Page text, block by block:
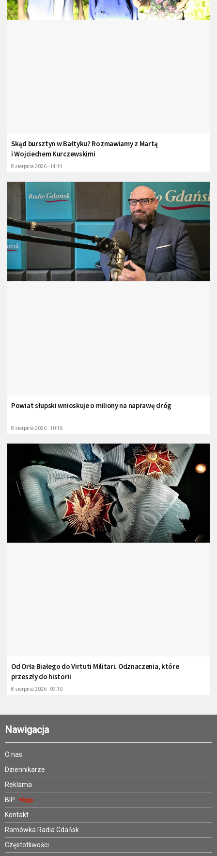
Skąd bursztyn w Bałtyku? Rozmawiamy z Martą
i Wojciechem Kurczewskimi
8 sierpnia 2026 - 14:14
Powiat słupski wnioskuje o miliony na naprawę dróg
8 sierpnia 2026 - 10:16
Od Orła Białego do Virtuti Militari. Odznaczenia, które
przeszły do historii
8 sierpnia 2026 - 09:10
Nawigacja
O nas
Dziennikarze
Reklama
BIP
Kontakt
Ramówka Radia Gdańsk
Częstotliwości